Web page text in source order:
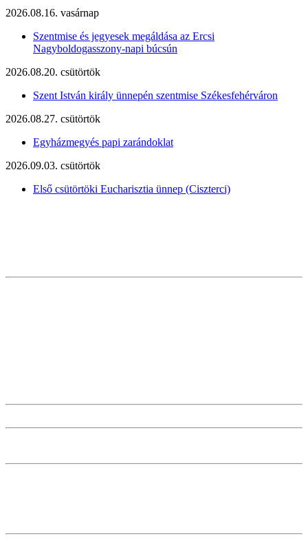
2026.08.16. vasárnap
Szentmise és jegyesek megáldása az Ercsi
Nagyboldogasszony-napi búcsún
2026.08.20. csütörtök
Szent István király ünnepén szentmise Székesfehérváron
2026.08.27. csütörtök
Egyházmegyés papi zarándoklat
2026.09.03. csütörtök
Első csütörtöki Eucharisztia ünnep (Ciszterci)